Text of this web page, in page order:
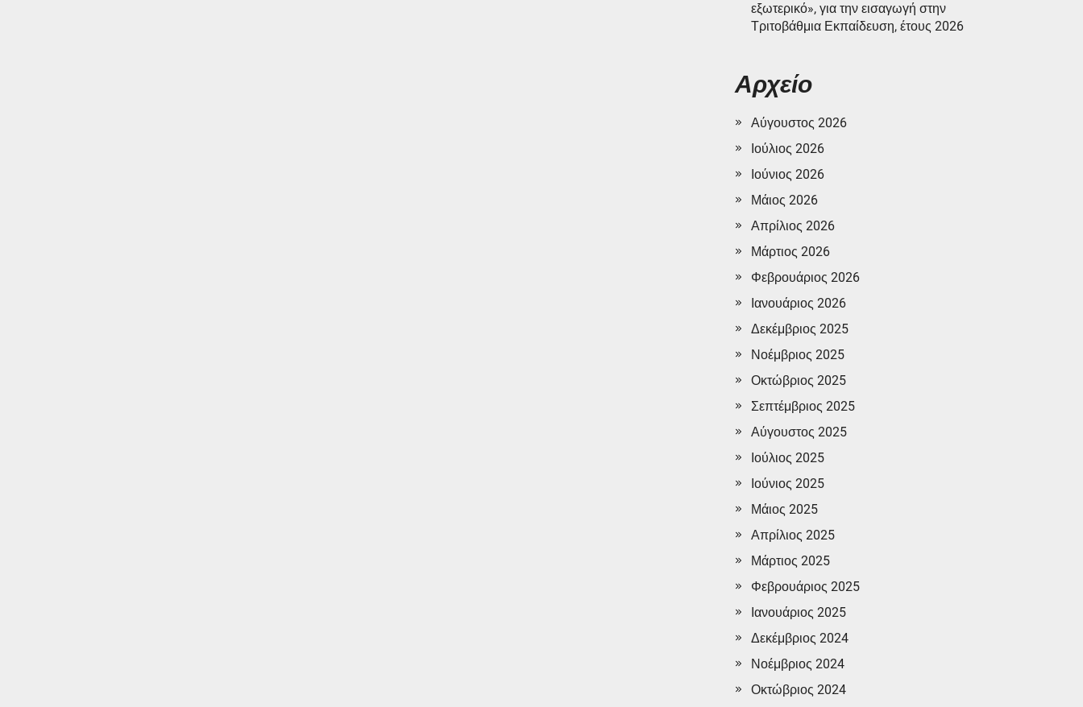
εξωτερικό», για την εισαγωγή στην
Τριτοβάθμια Εκπαίδευση, έτους 2026
Αρχείο
Αύγουστος 2026
Ιούλιος 2026
Ιούνιος 2026
Μάιος 2026
Απρίλιος 2026
Μάρτιος 2026
Φεβρουάριος 2026
Ιανουάριος 2026
Δεκέμβριος 2025
Νοέμβριος 2025
Οκτώβριος 2025
Σεπτέμβριος 2025
Αύγουστος 2025
Ιούλιος 2025
Ιούνιος 2025
Μάιος 2025
Απρίλιος 2025
Μάρτιος 2025
Φεβρουάριος 2025
Ιανουάριος 2025
Δεκέμβριος 2024
Νοέμβριος 2024
Οκτώβριος 2024